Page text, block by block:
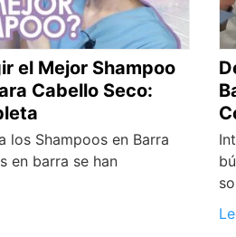
el Mejor Shampoo
Cabello Seco:
los Shampoos en Barra
en barra se han